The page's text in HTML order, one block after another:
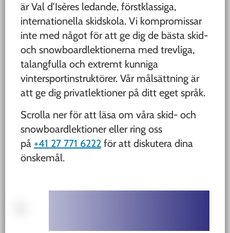
är Val d’Isères ledande, förstklassiga,
internationella skidskola. Vi kompromissar
inte med något för att ge dig de bästa skid-
och snowboardlektionerna med trevliga,
talangfulla och extremt kunniga
vintersportinstruktörer. Vår målsättning är
att ge dig privatlektioner på ditt eget språk.
Scrolla ner för att läsa om våra skid- och
snowboardlektioner eller ring oss
på +41 27 771 6222 för att diskutera dina
önskemål.